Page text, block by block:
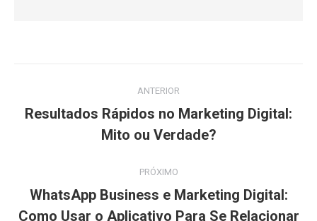
de
ANTERIOR
Post
anterior:
Resultados Rápidos no Marketing Digital:
Mito ou Verdade?
PRÓXIMO
Próximo
WhatsApp Business e Marketing Digital:
Como Usar o Aplicativo Para Se Relacionar